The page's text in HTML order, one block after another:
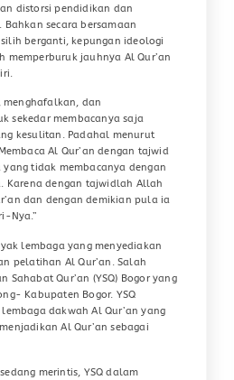
distorsi pendidikan dan
Bahkan secara bersamaan
berganti, kepungan ideologi
memperburuk jauhnya Al Qur’an
menghafalkan, dan
sekedar membacanya saja
kesulitan. Padahal menurut
Al Qur’an dengan tajwid
tidak membacanya dengan
Karena dengan tajwidlah Allah
dan dengan demikian pula ia
Nya.”
lembaga yang menyediakan
pelatihan Al Qur’an. Salah
Sahabat Qur’an (YSQ) Bogor yang
Kabupaten Bogor. YSQ
dakwah Al Qur’an yang
Al Qur’an sebagai
merintis, YSQ dalam